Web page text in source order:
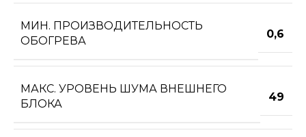
МИН. ПРОИЗВОДИТЕЛЬНОСТЬ
ОБОГРЕВА
0,6
МАКС. УРОВЕНЬ ШУМА ВНЕШНЕГО
БЛОКА
49